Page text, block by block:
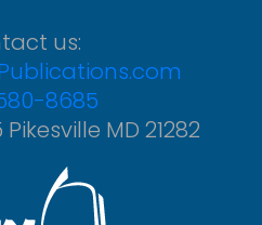
us:
8685
MD 21282